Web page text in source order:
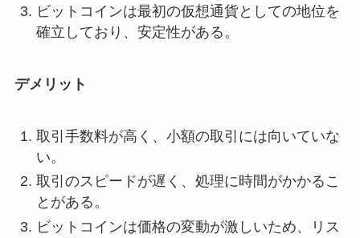
ビットコインは最初の仮想通貨としての地位を
確立しており、安定性がある。
デメリット
取引手数料が高く、小額の取引には向いていな
い。
取引のスピードが遅く、処理に時間がかかるこ
とがある。
ビットコインは価格の変動が激しいため、リス